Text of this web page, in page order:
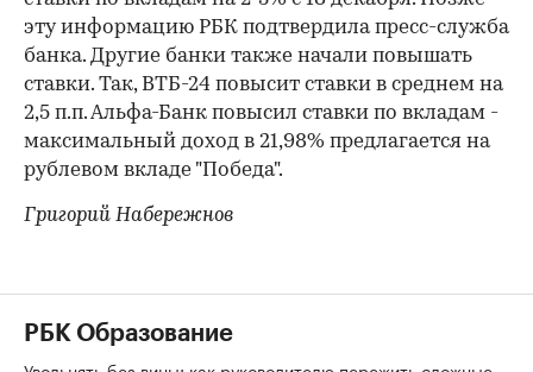
эту информацию РБК подтвердила пресс-служба
банка. Другие банки также начали повышать
ставки. Так, ВТБ-24 повысит ставки в среднем на
2,5 п.п. Альфа-Банк повысил ставки по вкладам -
максимальный доход в 21,98% предлагается на
рублевом вкладе "Победа".
Григорий Набережнов
РБК Образование